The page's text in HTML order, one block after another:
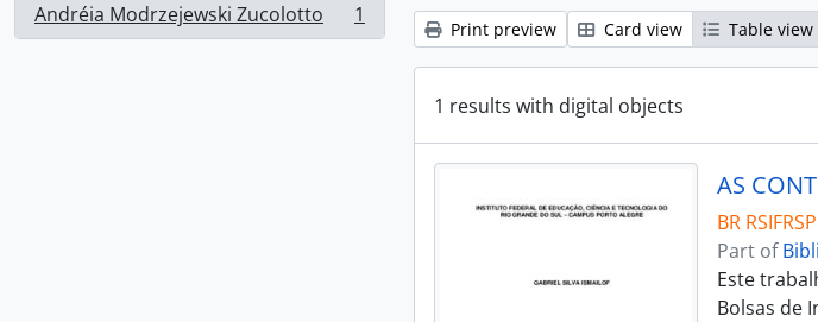
Andréia Modrzejewski Zucolotto
, 1 results 1
Print preview Card view Table view
1 results with digital objects
BR
Part of
Este
Bolsas de